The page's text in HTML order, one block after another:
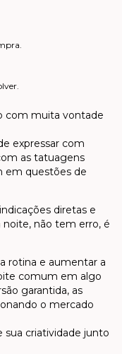
com muita vontade
expressar com
as tatuagens
em questões de
diretas e
não tem erro, é
rotina e aumentar a
comum em algo
garantida, as
o mercado
sua criatividade junto